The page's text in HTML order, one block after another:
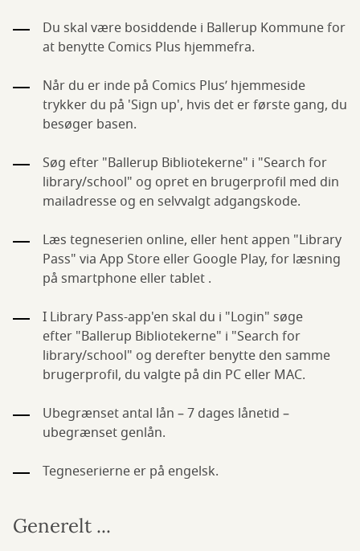
Du skal være bosiddende i Ballerup Kommune for
at benytte Comics Plus hjemmefra.
Når du er inde på Comics Plus’ hjemmeside
trykker du på 'Sign up', hvis det er første gang, du
besøger basen.
Søg efter "Ballerup Bibliotekerne" i "Search for
library/school" og opret en brugerprofil med din
mailadresse og en selvvalgt adgangskode.
Læs tegneserien online, eller hent appen "Library
Pass" via App Store eller Google Play, for læsning
på smartphone eller tablet .
I Library Pass-app'en skal du i "Login" søge
efter "Ballerup Bibliotekerne" i "Search for
library/school" og derefter benytte den samme
brugerprofil, du valgte på din PC eller MAC.
Ubegrænset antal lån – 7 dages lånetid –
ubegrænset genlån.
Tegneserierne er på engelsk.
Generelt ...